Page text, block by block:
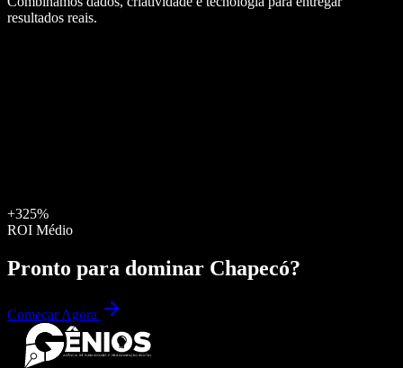
resultados reais.
+325%
ROI Médio
Pronto para dominar Chapecó?
Começar Agora